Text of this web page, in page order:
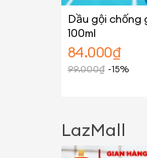
Dầu gội chống
100ml
84.000₫
99.000₫ -15%
LazMall